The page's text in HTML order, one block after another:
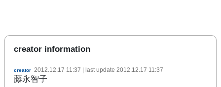
creator information
creator 2012.12.17 11:37 | last update 2012.12.17 11:37
藤永智子